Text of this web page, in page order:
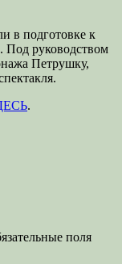
в подготовке к
Под руководством
Петрушку,
.
поля